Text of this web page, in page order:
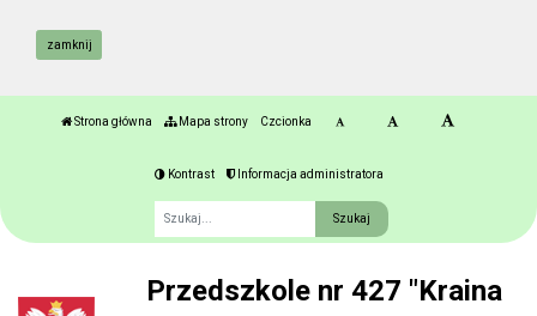
zamknij
Strona główna Mapa strony Czcionka
Kontrast Informacja administratora
Przedszkole nr 427 "Kraina